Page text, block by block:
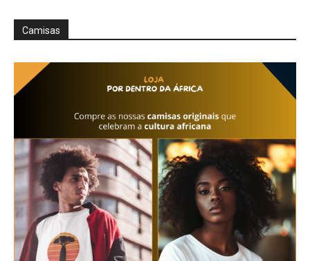
Camisas